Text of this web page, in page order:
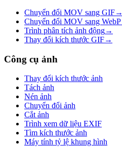
Chuyển đổi MOV sang GIF→
Chuyển đổi MOV sang WebP
Trình phân tích ảnh động→
Thay đổi kích thước GIF→
Công cụ ảnh
Thay đổi kích thước ảnh
Tách ảnh
Nén ảnh
Chuyển đổi ảnh
Cắt ảnh
Trình xem dữ liệu EXIF
Tìm kích thước ảnh
Máy tính tỷ lệ khung hình